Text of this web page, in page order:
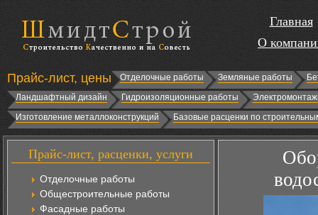
Главная
О
Прайс-лист, цены Отделочные работы Земляные работы
Ландшафтный дизайн
Гидроизоляционные работы
Изготовление металлоконструкций
Базовые расценки по
Прайс-лист, расценки, услуги
Отделочные работы
Общестроительные работы
Фасадные работы